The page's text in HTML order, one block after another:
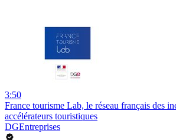
3:50
France tourisme Lab, le réseau français des
accélérateurs touristiques
DGEntreprises